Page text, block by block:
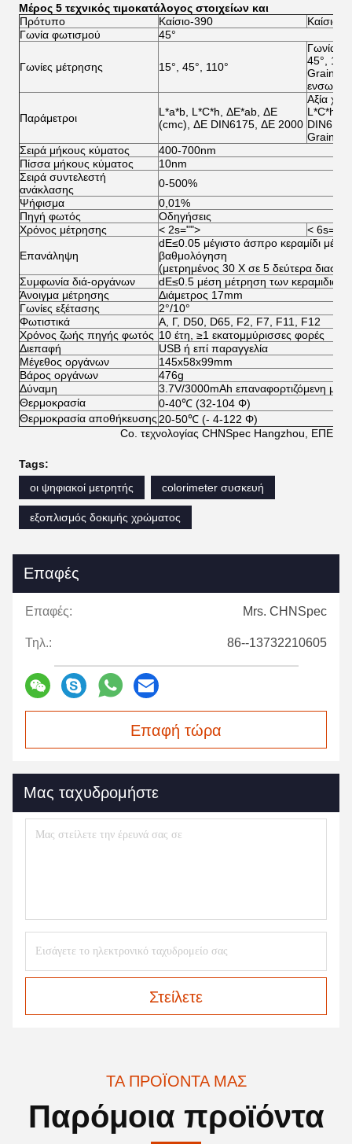
Μέρος 5 τεχνικός τιμοκατάλογος στοιχείων και
Πρότυπο
Καίσιο-390
Καίσιο-
Γωνία φωτισμού
45°
Γωνίες μέτρησης 15°, 45°, 110°
Γωνία
45°,
Παράμετροι
L*a*b, L*C*h, ΔE*ab, ΔE
(cmc), ΔE DIN6175, ΔE 2000
Αξία
L*C*h,
Σειρά μήκους κύματος
400-700nm
Πίσσα μήκους κύματος
10nm
Σειρά συντελεστή
ανάκλασης
0-500%
Ψήφισμα
0,01%
Πηγή φωτός
Οδηγήσεις
Χρόνος μέτρησης
< 2s=""> < 6s="">
Επανάληψη
dE≤0.05 μέγιστο άσπρο κεραμίδι
βαθμολόγηση
(μετρημένος 30 Χ σε 5 δεύτερα
Συμφωνία διά-οργάνων
dE≤0.5 μέση μέτρηση των κεραμιδιών
Άνοιγμα μέτρησης
Διάμετρος 17mm
Γωνίες εξέτασης
2°/10°
Φωτιστικά
Α, Γ, D50, D65, F2, F7, F11, F12
Χρόνος ζωής πηγής φωτός 10 έτη, ≥1 εκατομμύρισσες φορές
Διεπαφή
USB ή επί παραγγελία
Μέγεθος οργάνων
145x58x99mm
Βάρος οργάνων
476g
Δύναμη
3.7V/3000mAh επαναφορτιζόμενη
Θερμοκρασία
0-40℃ (32-104 Φ)
Θερμοκρασία αποθήκευσης 20-50℃ (- 4-122 Φ)
Co. τεχνολογίας CHNSpec Hangzhou, ΕΠΕ
Tags:
οι ψηφιακοί μετρητής
colorimeter συσκευή
εξοπλισμός δοκιμής χρώματος
Επαφές
Επαφές: Mrs. CHNSpec
Τηλ.: 86--13732210605
Επαφή τώρα
Μας ταχυδρομήστε
Στείλετε
ΤΑ ΠΡΟΪΌΝΤΑ ΜΑΣ
Παρόμοια προϊόντα